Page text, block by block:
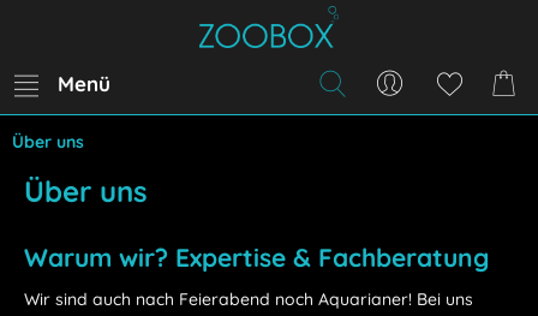
Menü
Über uns
Über uns
Warum wir? Expertise & Fachberatung
Wir sind auch nach Feierabend noch Aquarianer! Bei uns